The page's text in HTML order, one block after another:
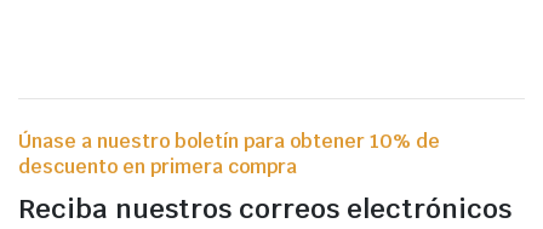
Únase a nuestro boletín para obtener 10% de
descuento en primera compra
Reciba nuestros correos electrónicos